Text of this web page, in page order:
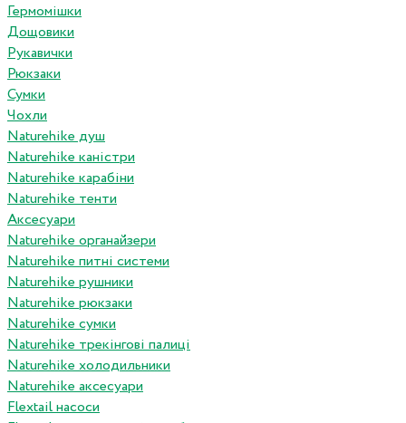
Гермомішки
Дощовики
Рукавички
Рюкзаки
Сумки
Чохли
Naturehike душ
Naturehike каністри
Naturehike карабіни
Naturehike тенти
Аксесуари
Naturehike органайзери
Naturehike питні системи
Naturehike рушники
Naturehike рюкзаки
Naturehike сумки
Naturehike трекінгові палиці
Naturehike холодильники
Naturehike аксесуари
Flextail насоси